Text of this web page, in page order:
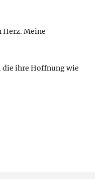
Herz. Meine
die ihre Hoffnung wie